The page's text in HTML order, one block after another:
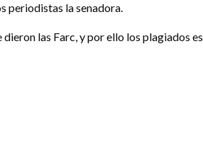
periodistas la senadora.
las Farc, y por ello los plagiados